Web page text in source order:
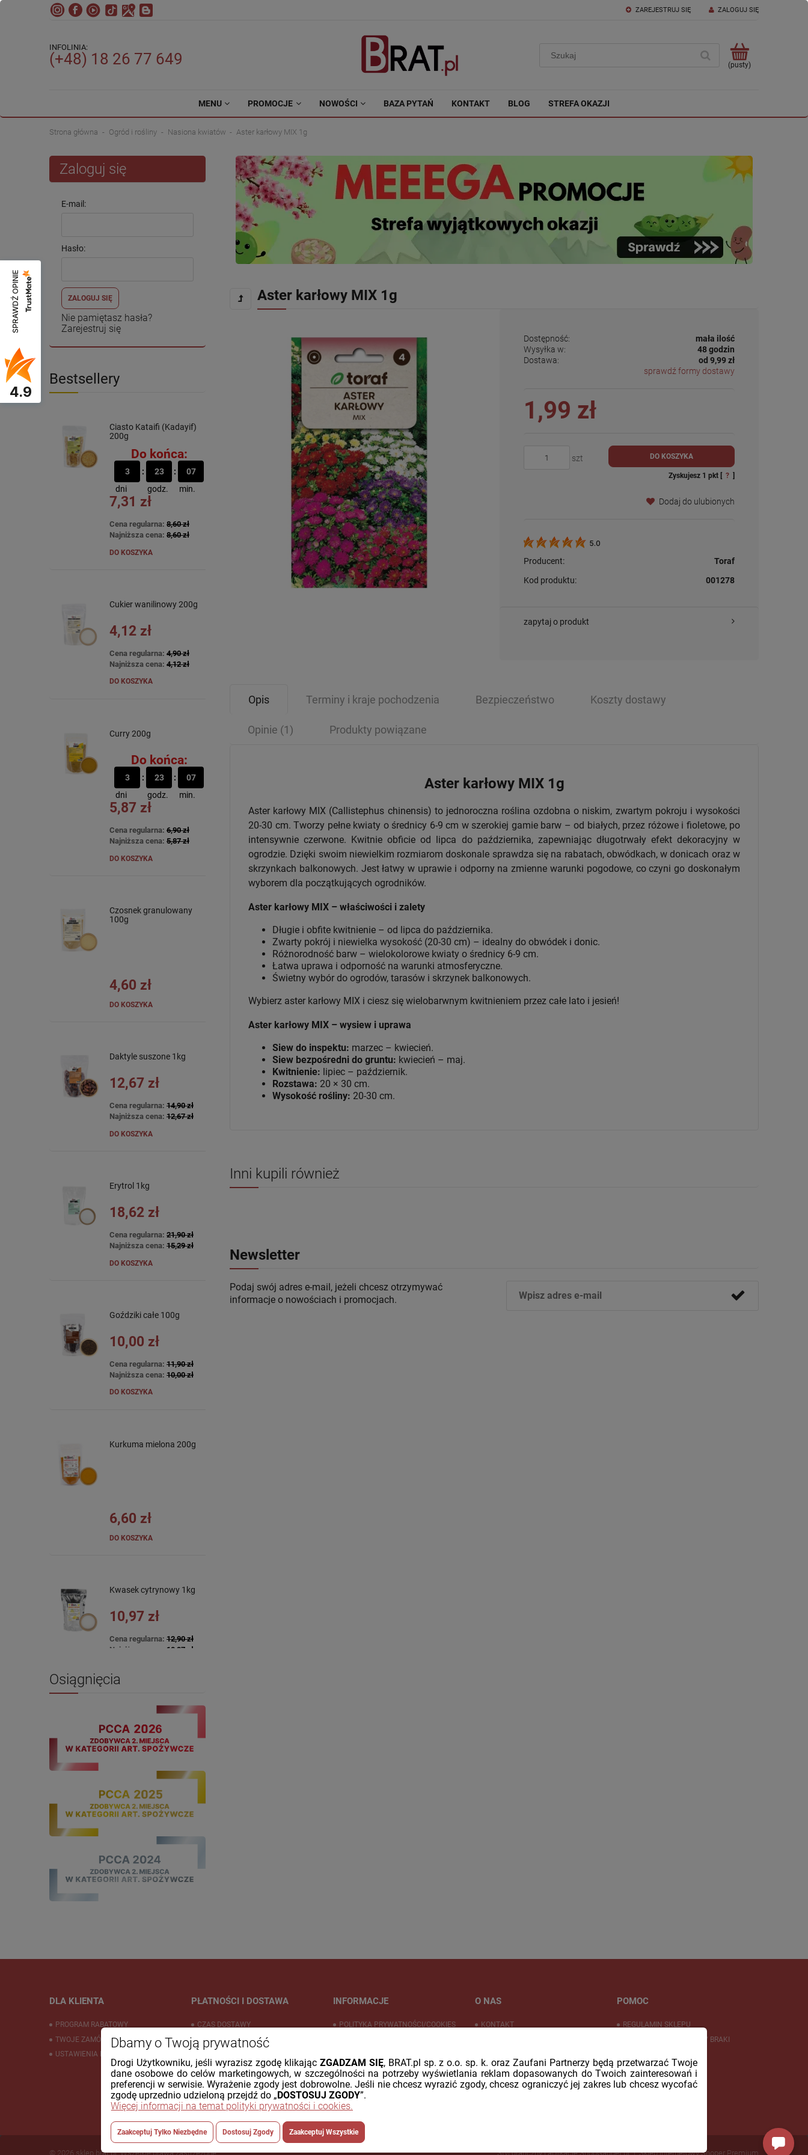
ZAREJESTRUJ SIĘ ZALOGUJ SIĘ
INFOLINIA:
(+48) 18 26 77 649 (pusty)
MENU PROMOCJE NOWOŚCI BAZA PYTAŃ KONTAKT BLOG STREFA OKAZJI
Strona główna Ogród i rośliny Nasiona kwiatów Aster karłowy MIX 1g
Zaloguj się
E-mail:
Hasło:
ZALOGUJ SIĘ
Nie pamiętasz hasła?
Zarejestruj się
Bestsellery
Ciasto Kataifi (Kadayif)
200g
Do końca:
3
dni
23
godz.
07
min.
7,31 zł
Cena regularna: 8,60 zł
Najniższa cena: 8,60 zł
DO KOSZYKA
Cukier wanilinowy 200g
4,12 zł
Cena regularna: 4,90 zł
Najniższa cena: 4,12 zł
DO KOSZYKA
Curry 200g
Do końca:
3
dni
23
godz.
07
min.
5,87 zł
Cena regularna: 6,90 zł
Najniższa cena: 5,87 zł
DO KOSZYKA
Czosnek granulowany
100g
4,60 zł
DO KOSZYKA
Daktyle suszone 1kg
12,67 zł
Cena regularna: 14,90 zł
Najniższa cena: 12,67 zł
DO KOSZYKA
Erytrol 1kg
18,62 zł
Cena regularna: 21,90 zł
Najniższa cena: 15,29 zł
DO KOSZYKA
Goździki całe 100g
10,00 zł
Cena regularna: 11,90 zł
Najniższa cena: 10,00 zł
DO KOSZYKA
Kurkuma mielona 200g
6,60 zł
DO KOSZYKA
Kwasek cytrynowy 1kg
10,97 zł
Cena regularna: 12,90 zł
Najniższa cena: 10,97 zł
Osiągnięcia
Aster karłowy MIX 1g
Dostępność:
mała ilość
Wysyłka w:
48 godzin
Dostawa:
od 9,99 zł
sprawdź formy dostawy
1,99 zł
szt DO KOSZYKA
Zyskujesz 1 pkt [ ? ]
Dodaj do ulubionych
5.0
Producent:
Toraf
Kod produktu:
001278
zapytaj o produkt
Opis Terminy i kraje pochodzenia Bezpieczeństwo Koszty dostawy
Opinie (1) Produkty powiązane
Aster karłowy MIX 1g
Aster karłowy MIX (Callistephus chinensis) to jednoroczna roślina ozdobna o niskim, zwartym pokroju i wysokości
20-30 cm. Tworzy pełne kwiaty o średnicy 6-9 cm w szerokiej gamie barw – od białych, przez różowe i fioletowe, po
intensywnie czerwone. Kwitnie obficie od lipca do października, zapewniając długotrwały efekt dekoracyjny w
ogrodzie. Dzięki swoim niewielkim rozmiarom doskonale sprawdza się na rabatach, obwódkach, w donicach oraz w
skrzynkach balkonowych. Jest łatwy w uprawie i odporny na zmienne warunki pogodowe, co czyni go doskonałym
wyborem dla początkujących ogrodników.
Aster karłowy MIX – właściwości i zalety
Długie i obfite kwitnienie – od lipca do października.
Zwarty pokrój i niewielka wysokość (20-30 cm) – idealny do obwódek i donic.
Różnorodność barw – wielokolorowe kwiaty o średnicy 6-9 cm.
Łatwa uprawa i odporność na warunki atmosferyczne.
Świetny wybór do ogrodów, tarasów i skrzynek balkonowych.
Wybierz aster karłowy MIX i ciesz się wielobarwnym kwitnieniem przez całe lato i jesień!
Aster karłowy MIX – wysiew i uprawa
Siew do inspektu: marzec – kwiecień.
Siew bezpośredni do gruntu: kwiecień – maj.
Kwitnienie: lipiec – październik.
Rozstawa: 20 × 30 cm.
Wysokość rośliny: 20-30 cm.
Inni kupili również
Newsletter
Podaj swój adres e-mail, jeżeli chcesz otrzymywać
informacje o nowościach i promocjach.
DLA KLIENTA
PROGRAM RABATOWY
TWOJE ZAMÓWIENIA
USTAWIENIA KONTA
PŁATNOŚCI I DOSTAWA
CZAS DOSTAWY
KOSZTY WYSYŁKI
INFORMACJE
POLITYKA PRYWATNOŚCI/COOKIES
O NAS
KONTAKT
POMOC
REGULAMIN SKLEPU
REKLAMACJE / ZWROTY / BRAKI
© 2026 sklep.brat.pl. Wszelkie prawa zastrzeżone. Styl graficzny i aplikacje ShopGadget.pl Sklep internetowy Shoper Premium
SPRAWDŹ OPINIE
4.9
Dbamy o Twoją prywatność
Drogi Użytkowniku, jeśli wyrazisz zgodę klikając ZGADZAM SIĘ, BRAT.pl sp. z o.o. sp. k. oraz Zaufani Partnerzy będą przetwarzać Twoje
dane osobowe do celów marketingowych, w szczególności na potrzeby wyświetlania reklam dopasowanych do Twoich zainteresowań i
preferencji w serwisie. Wyrażenie zgody jest dobrowolne. Jeśli nie chcesz wyrazić zgody, chcesz ograniczyć jej zakres lub chcesz wycofać
zgodę uprzednio udzieloną przejdź do „DOSTOSUJ ZGODY”.
Więcej informacji na temat polityki prywatności i cookies.
Zaakceptuj Tylko Niezbędne Dostosuj Zgody Zaakceptuj Wszystkie